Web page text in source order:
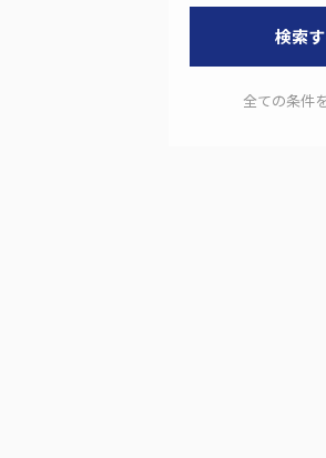
検索
全ての条件